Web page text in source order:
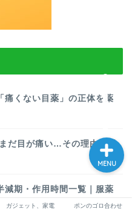
痛くない目薬」の正体を薬
だ目が痛い…その理由、説
減期・作用時間一覧｜服薬
ガジェット、家電 ポンのゴロ合わせ
MENU
お問い合わせ